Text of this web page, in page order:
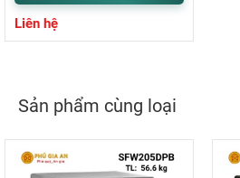
Liên hệ
Sản phẩm cùng loại